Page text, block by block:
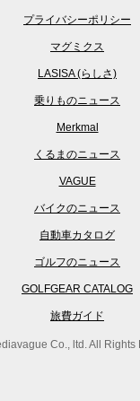
プライバシーポリシー
マグミクス
LASISA (らしさ)
乗りものニュース
Merkmal
くるまのニュース
VAGUE
バイクのニュース
自動車カタログ
ゴルフのニュース
GOLFGEAR CATALOG
旅費ガイド
Co., ltd. All Rights